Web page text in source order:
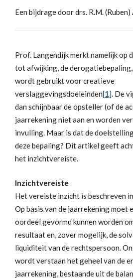
Een bijdrage door drs. R.M.
Prof. Langendijk merkt namelijk op
tot afwijking, de
wordt gebruikt voor creatieve
verslaggevingsdoeleinden[1]. De
dan schijnbaar de opsteller (of de
jaarrekening niet aan en worden
invulling. Maar is dat de
deze bepaling? Dit artikel geeft
het inzichtvereiste.
Inzichtvereiste
Het vereiste inzicht is beschreven
Op basis van de jaarrekening moet
oordeel gevormd kunnen worden
resultaat en, zover mogelijk, de
liquiditeit van de rechtspersoon.
wordt verstaan het geheel van de
jaarrekening, bestaande uit de